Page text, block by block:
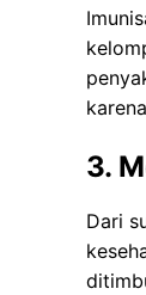
3.
Dari